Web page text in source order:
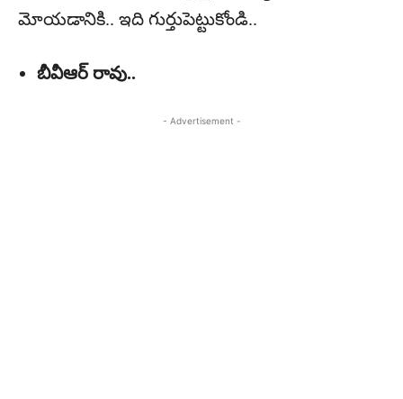
మోయడానికి.. ఇది గుర్తుపెట్టుకోండి..
బీవీఆర్ రావు..
- Advertisement -